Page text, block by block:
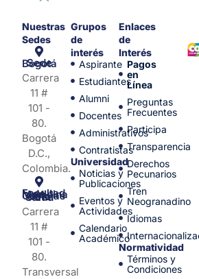
Nuestras
Sedes
Sede Bogotá
Carrera
11 #
101 -
80.
Bogotá
D.C.,
Colombia.
Facultad de Medicina y Ciencias de la Salud
Carrera
11 #
101 -
80.
Transversal
Grupos
de
interés
Aspirante
Estudiantes
Alumni
Docentes
Administrativos
Contratistas
Universidad
Noticias y
Publicaciones
Eventos y
Actividades
Calendario
Académico
Enlaces
de
Interés
Pagos
en
Línea
Preguntas
Frecuentes
Participa
Transparencia
Derechos
Pecunarios
Tren
Neogranadino
Idiomas
Normatividad
Términos y
Condiciones